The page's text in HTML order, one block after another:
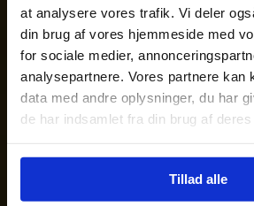
at analysere vores trafik. Vi deler
din brug af vores hjemmeside med
for sociale medier,
analysepartnere. Vores partnere kan
data med andre oplysninger, du har
de har indsamlet fra din brug af deres
Tillad alle